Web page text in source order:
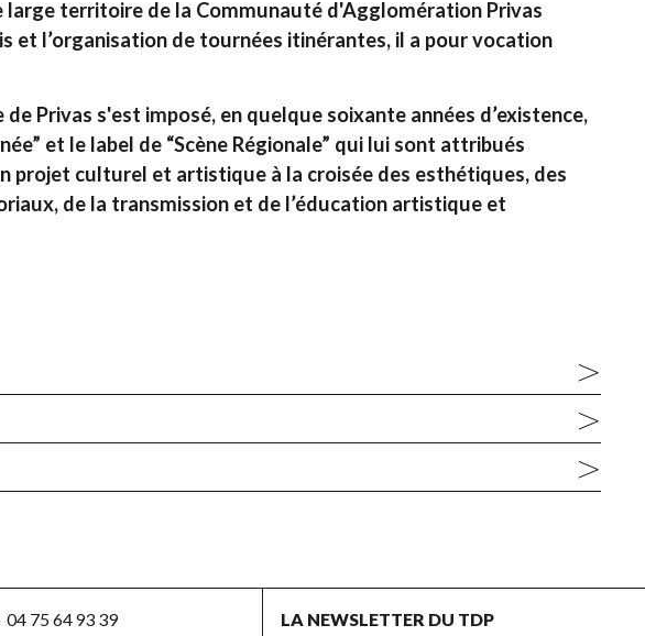
large territoire de la Communauté d'Agglomération Privas
et l’organisation de tournées itinérantes, il a pour vocation
Privas s'est imposé, en quelque soixante années d’existence,
et le label de “Scène Régionale” qui lui sont attribués
projet culturel et artistique à la croisée des esthétiques, des
de la transmission et de l’éducation artistique et
04 75 64 93 39
LA NEWSLETTER DU TDP